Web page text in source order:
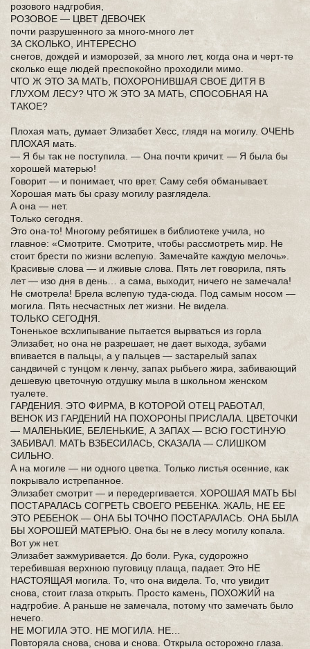
розового надгробия,
РОЗОВОЕ — ЦВЕТ ДЕВОЧЕК
почти разрушенного за много-много лет
ЗА СКОЛЬКО, ИНТЕРЕСНО
снегов, дождей и изморозей, за много лет, когда она и черт-те
сколько еще людей преспокойно проходили мимо.
ЧТО Ж ЭТО ЗА МАТЬ, ПОХОРОНИВШАЯ СВОЕ ДИТЯ В
ГЛУХОМ ЛЕСУ? ЧТО Ж ЭТО ЗА МАТЬ, СПОСОБНАЯ НА
ТАКОЕ?
Плохая мать, думает Элизабет Хесс, глядя на могилу. ОЧЕНЬ
ПЛОХАЯ мать.
— Я бы так не поступила. — Она почти кричит. — Я была бы
хорошей матерью!
Говорит — и понимает, что врет. Саму себя обманывает.
Хорошая мать бы сразу могилу разглядела.
А она — нет.
Только сегодня.
Это она-то! Многому ребятишек в библиотеке учила, но
главное: «Смотрите. Смотрите, чтобы рассмотреть мир. Не
стоит брести по жизни вслепую. Замечайте каждую мелочь».
Красивые слова — и лживые слова. Пять лет говорила, пять
лет — изо дня в день… а сама, выходит, ничего не замечала!
Не смотрела! Брела вслепую туда-сюда. Под самым носом —
могила. Пять несчастных лет жизни. Не видела.
ТОЛЬКО СЕГОДНЯ.
Тоненькое всхлипывание пытается вырваться из горла
Элизабет, но она не разрешает, не дает выхода, зубами
впивается в пальцы, а у пальцев — застарелый запах
сандвичей с тунцом к ленчу, запах рыбьего жира, забивающий
дешевую цветочную отдушку мыла в школьном женском
туалете.
ГАРДЕНИЯ. ЭТО ФИРМА, В КОТОРОЙ ОТЕЦ РАБОТАЛ,
ВЕНОК ИЗ ГАРДЕНИЙ НА ПОХОРОНЫ ПРИСЛАЛА. ЦВЕТОЧКИ
— МАЛЕНЬКИЕ, БЕЛЕНЬКИЕ, А ЗАПАХ — ВСЮ ГОСТИНУЮ
ЗАБИВАЛ. МАТЬ ВЗБЕСИЛАСЬ, СКАЗАЛА — СЛИШКОМ
СИЛЬНО.
А на могиле — ни одного цветка. Только листья осенние, как
покрывало истрепанное.
Элизабет смотрит — и передергивается. ХОРОШАЯ МАТЬ БЫ
ПОСТАРАЛАСЬ СОГРЕТЬ СВОЕГО РЕБЕНКА. ЖАЛЬ, НЕ ЕЕ
ЭТО РЕБЕНОК — ОНА БЫ ТОЧНО ПОСТАРАЛАСЬ. ОНА БЫЛА
БЫ ХОРОШЕЙ МАТЕРЬЮ. Она бы не в лесу могилу копала.
Вот уж нет.
Элизабет зажмуривается. До боли. Рука, судорожно
теребившая верхнюю пуговицу плаща, падает. Это НЕ
НАСТОЯЩАЯ могила. То, что она видела. То, что увидит
снова, стоит глаза открыть. Просто камень, ПОХОЖИЙ на
надгробие. А раньше не замечала, потому что замечать было
нечего.
НЕ МОГИЛА ЭТО. НЕ МОГИЛА. НЕ…
Повторяла снова, снова и снова. Открыла осторожно глаза.